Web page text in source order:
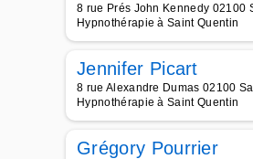
8 rue Prés John Kennedy 02100
Hypnothérapie à Saint Quentin
Jennifer Picart
8 rue Alexandre Dumas 02100
Hypnothérapie à Saint Quentin
Grégory Pourrier